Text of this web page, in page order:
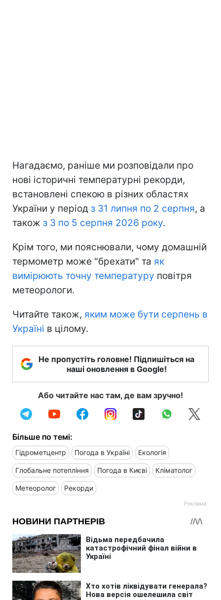
Нагадаємо, раніше ми розповідали про
нові історичні температурні рекорди,
встановлені спекою в різних областях
України у період з 31 липня по 2 серпня, а
також з 3 по 5 серпня 2026 року.
Крім того, ми пояснювали, чому домашній
термометр може "брехати" та як
вимірюють точну температуру повітря
метеорологи.
Читайте також, яким може бути серпень в
Україні в цілому.
Не пропустіть головне! Підпишіться на
наші оновлення в Google!
Або читайте нас там, де вам зручно!
Більше по темі:
Гідрометцентр Погода в Україні Екологія
Глобальне потепління Погода в Києві Кліматолог
Метеоролог Рекорди